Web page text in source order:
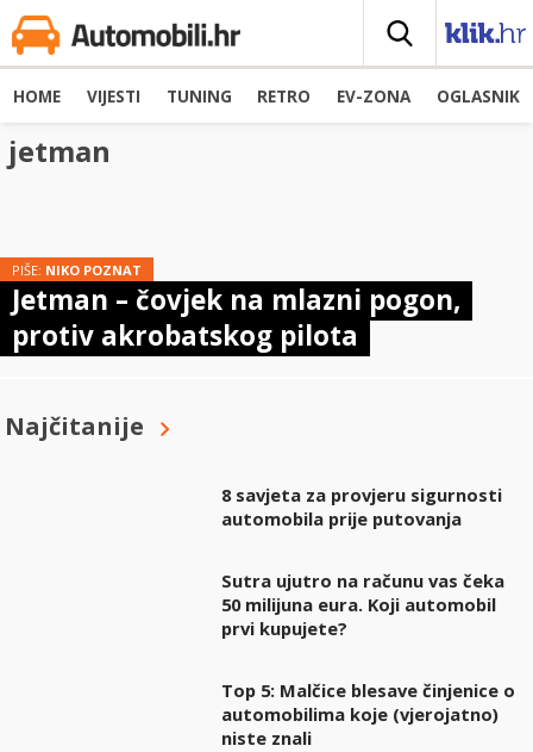
HOME VIJESTI TUNING RETRO EV-ZONA OGLASNIK
jetman
PIŠE: NIKO POZNAT
Jetman – čovjek na mlazni pogon,
protiv akrobatskog pilota
Najčitanije
8 savjeta za provjeru sigurnosti
automobila prije putovanja
Sutra ujutro na računu vas čeka
50 milijuna eura. Koji automobil
prvi kupujete?
Top 5: Malčice blesave činjenice o
automobilima koje (vjerojatno)
niste znali